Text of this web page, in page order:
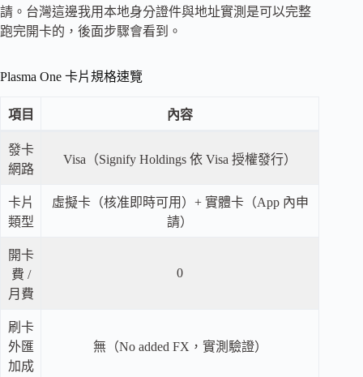
請。台灣這邊我用本地身分證件與地址實測是可以完整
跑完開卡的，後面步驟會看到。
Plasma One 卡片規格速覽
項目 內容
發卡
網路
Visa（Signify Holdings 依 Visa 授權發行）
卡片
類型
虛擬卡（核准即時可用）+ 實體卡（App 內申
請）
開卡
費 /
月費
0
刷卡
外匯
加成
無（No added FX，實測驗證）